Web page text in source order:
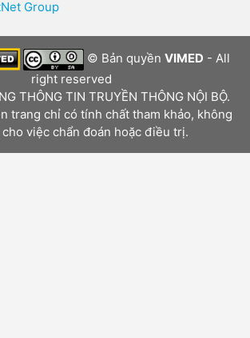
Group
© Bản quyềnVIMED - All
right reserved
THÔNG TIN TRUYỀN THÔNG NỘI BỘ.
trang chỉ có tính chất tham khảo, không
việc chẩn đoán hoặc điều trị.